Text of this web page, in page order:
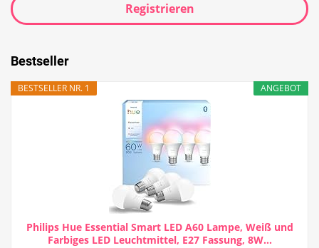
Registrieren
Bestseller
ANGEBOT
BESTSELLER NR. 1
Philips Hue Essential Smart LED A60 Lampe, Weiß und
Farbiges LED Leuchtmittel, E27 Fassung, 8W...